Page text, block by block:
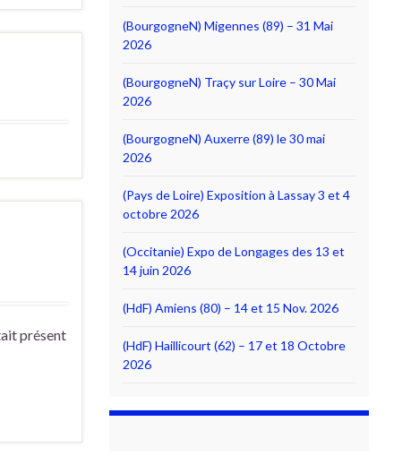
présent
(BourgogneN) Migennes (89) – 31 Mai
2026
(BourgogneN) Traçy sur Loire – 30 Mai
2026
(BourgogneN) Auxerre (89) le 30 mai
2026
(Pays de Loire) Exposition à Lassay 3 et 4
octobre 2026
(Occitanie) Expo de Longages des 13 et
14 juin 2026
(HdF) Amiens (80) – 14 et 15 Nov. 2026
(HdF) Haillicourt (62) – 17 et 18 Octobre
2026